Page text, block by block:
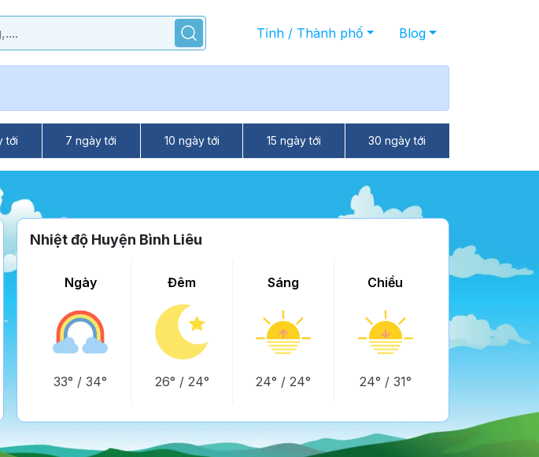
Tỉnh / Thành phố Blog
tới 7 ngày tới 10 ngày tới 15 ngày tới 30 ngày tới
Nhiệt độ Huyện Bình Liêu
Ngày
33° / 34°
Đêm
26° / 24°
Sáng
24° / 24°
Chiều
24° / 31°